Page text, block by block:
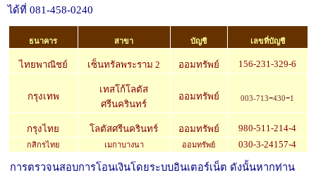
ได้ที่ 081-458-0240
ธนาคาร สาขา บัญชี เลขที่บัญชี
ไทยพาณิชย์ เซ็นทรัลพระราม 2 ออมทรัพย์ 156-231-329-6
กรุงเทพ
เทสโก้โลตัส
ศรีนครินทร์
ออมทรัพย์ 003-713-430-1
กรุงไทย โลตัสศรีนครินทร์ ออมทรัพย์ 980-511-214-4
กสิกรไทย เมกาบางนา ออมทรัพย์ 030-3-24157-4
การตรวจนสอบการโอนเงินโดยระบบอินเตอร์เน็ต ดังนั้นหากท่าน